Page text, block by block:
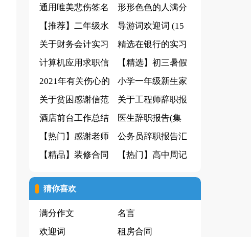
通用唯美悲伤签名
摘录65条
形形色色的人满分
作文
【推荐】二年级水
果作文三篇
导游词欢迎词 (15
篇)
关于财务会计实习
报告合集6篇
精选在银行的实习
报告范文汇编6篇
计算机应用求职信
模板集合7篇
【精选】初三暑假
作文汇总6篇
2021年有关伤心的
签名汇编35句
小学一年级新生家
长会发言稿
关于贫困感谢信范
文汇总九篇
关于工程师辞职报
告汇编10篇
酒店前台工作总结
15篇
医生辞职报告(集
合15篇)
【热门】感谢老师
的感谢信模板汇总
公务员辞职报告汇
编15篇
【精品】装修合同
【热门】高中周记
猜你喜欢
满分作文
名言
欢迎词
租房合同